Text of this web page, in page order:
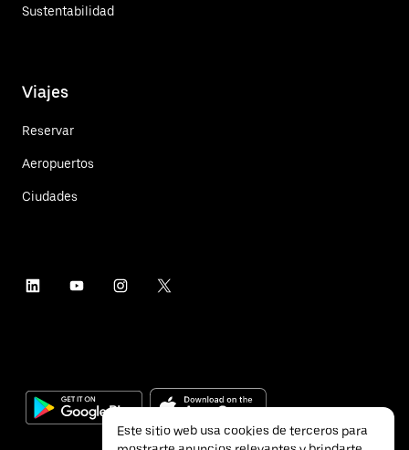
Sustentabilidad
Viajes
Reservar
Aeropuertos
Ciudades
Este sitio web usa cookies de terceros para